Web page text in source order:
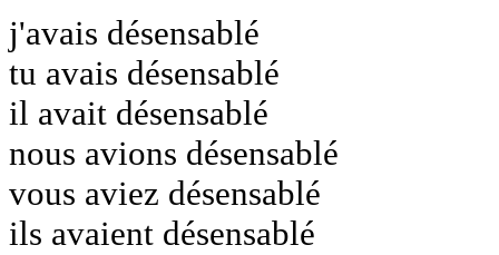
j'avais désensablé
tu avais désensablé
il avait désensablé
nous avions désensablé
vous aviez désensablé
ils avaient désensablé